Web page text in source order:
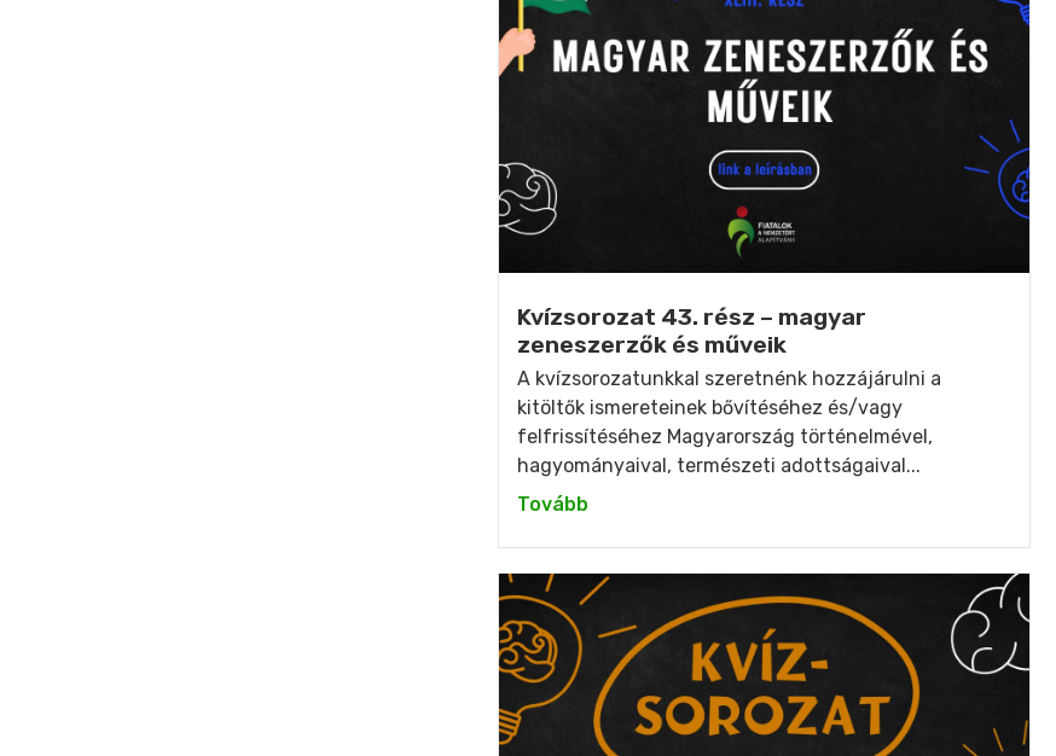
Kvízsorozat 43. rész – magyar
zeneszerzők és műveik
A kvízsorozatunkkal szeretnénk hozzájárulni a
kitöltők ismereteinek bővítéséhez és/vagy
felfrissítéséhez Magyarország történelmével,
hagyományaival, természeti adottságaival...
Tovább